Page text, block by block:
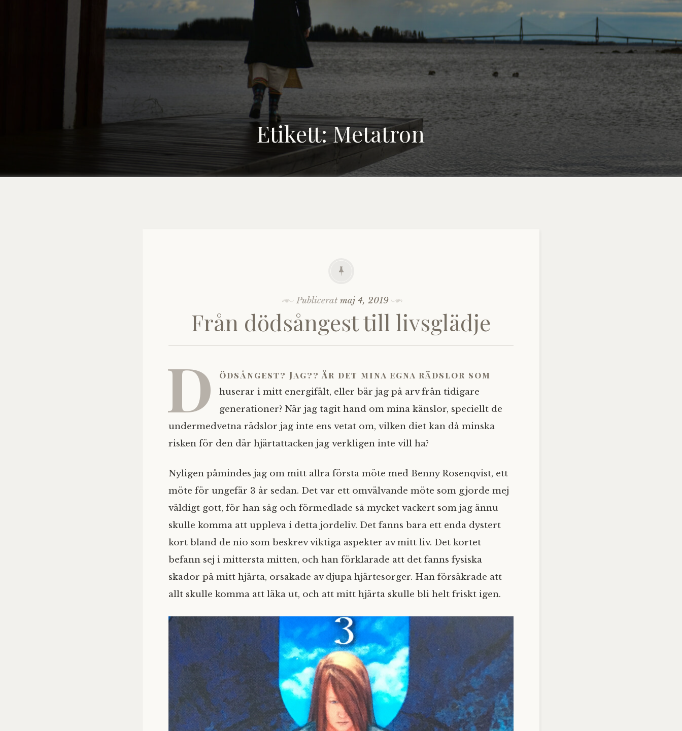
Etikett:Metatron
Publiceratmaj 4, 2019
Från dödsångest till livsglädje
D ödsångest? Jag?? Är det mina egna rädslor som
huserar i mitt energifält, eller bär jag på arv från tidigare
generationer? När jag tagit hand om mina känslor, speciellt de
undermedvetna rädslor jag inte ens vetat om, vilken diet kan då minska
risken för den där hjärtattacken jag verkligen inte vill ha?
Nyligen påmindes jag om mitt allra första möte med Benny Rosenqvist, ett
möte för ungefär 3 år sedan. Det var ett omvälvande möte som gjorde mej
väldigt gott, för han såg och förmedlade så mycket vackert som jag ännu
skulle komma att uppleva i detta jordeliv. Det fanns bara ett enda dystert
kort bland de nio som beskrev viktiga aspekter av mitt liv. Det kortet
befann sej i mittersta mitten, och han förklarade att det fanns fysiska
skador på mitt hjärta, orsakade av djupa hjärtesorger. Han försäkrade att
allt skulle komma att läka ut, och att mitt hjärta skulle bli helt friskt igen.